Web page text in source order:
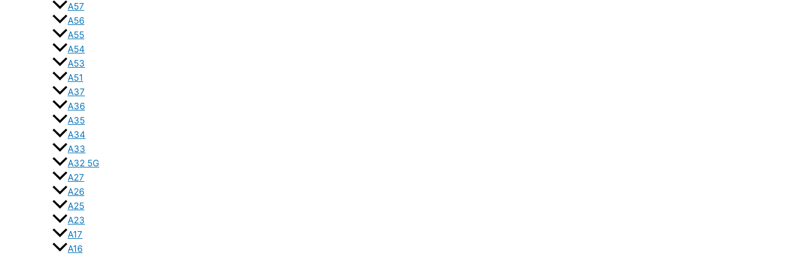
A57
A56
A55
A54
A53
A51
A37
A36
A35
A34
A33
A32 5G
A27
A26
A25
A23
A17
A16